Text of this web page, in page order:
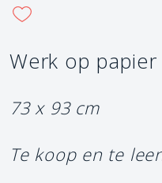
Werk op papier
73 x 93 cm
Te koop en te